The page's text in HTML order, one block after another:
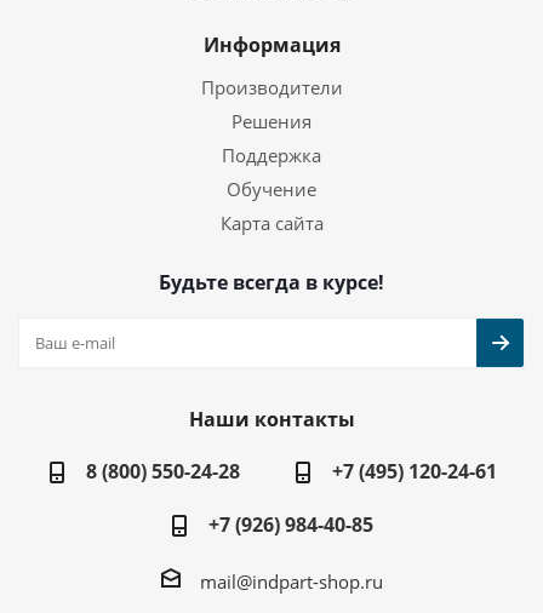
Информация
Производители
Решения
Поддержка
Обучение
Карта сайта
Будьте всегда в курсе!
Наши контакты
8 (800) 550-24-28
+7 (495) 120-24-61
+7 (926) 984-40-85
mail@indpart-shop.ru